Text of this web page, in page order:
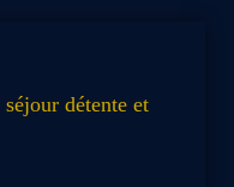
détente et